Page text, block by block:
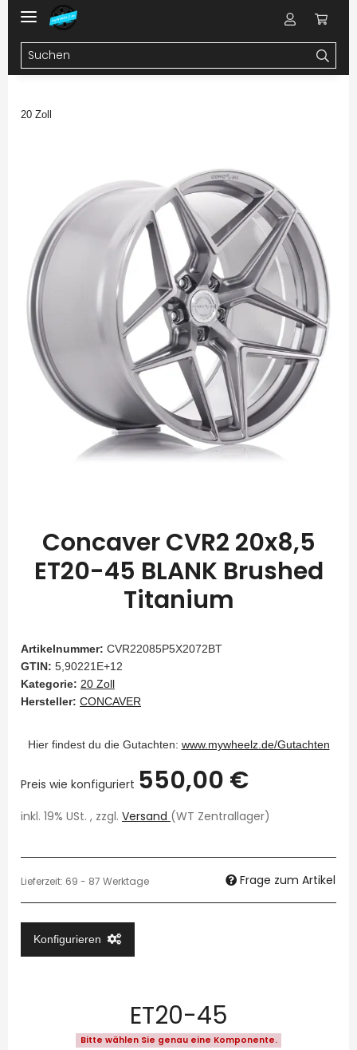
20 Zoll
Concaver CVR2 20x8,5
ET20-45 BLANK Brushed
Titanium
Artikelnummer: CVR22085P5X2072BT
GTIN: 5,90221E+12
Kategorie: 20 Zoll
Hersteller: CONCAVER
Hier findest du die Gutachten: www.mywheelz.de/Gutachten
Preis wie konfiguriert 550,00 €
inkl. 19% USt. , zzgl. Versand (WT Zentrallager)
Lieferzeit: 69 - 87 Werktage Frage zum Artikel
Konfigurieren
ET20-45
Bitte wählen Sie genau eine Komponente.